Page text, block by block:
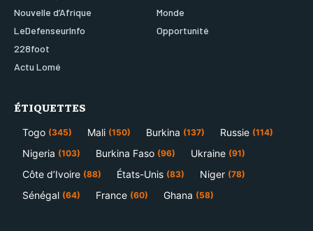
Nouvelle d’Afrique
LeDefenseurInfo
228foot
Actu Lomé
Monde
Opportunité
ÉTIQUETTES
Togo (345) Mali (150) Burkina (137) Russie (114)
Nigeria (103) Burkina Faso (96) Ukraine (91)
Côte d’Ivoire (88) États-Unis (83) Niger (78)
Sénégal (64) France (60) Ghana (58)